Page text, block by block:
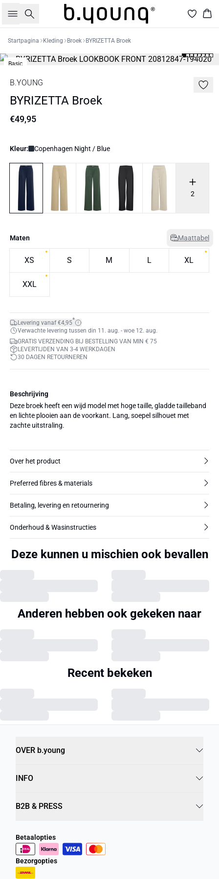
Zoeken
Startpagina Kleding Broek BYRIZETTA Broek
Basic
B.YOUNG
BYRIZETTA Broek
€49,95
Kleur: Copenhagen Night / Blue
2
Maten Maattabel
XS S M L XL
XXL
Levering vanaf €4,95*
Verwachte levering tussen din 11. aug. - woe 12. aug.
GRATIS VERZENDING BIJ BESTELLING VAN MIN € 75
LEVERTIJDEN VAN 3-4 WERKDAGEN
30 DAGEN RETOURNEREN
Beschrijving
Deze broek heeft een wijd model met hoge taille, gladde tailleband
en lichte plooien aan de voorkant. Lang, soepel silhouet met
zachte uitstraling.
Over het product
Preferred fibres & materials
Betaling, levering en retournering
Onderhoud & Wasinstructies
Deze kunnen u mischien ook bevallen
Anderen hebben ook gekeken naar
Recent bekeken
OVER b.young
INFO
B2B & PRESS
Betaalopties
Bezorgopties